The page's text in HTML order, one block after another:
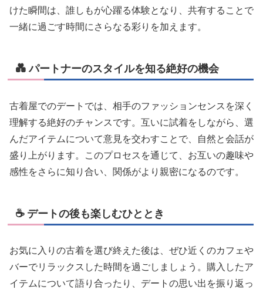
けた瞬間は、誰しもが心躍る体験となり、共有することで
一緒に過ごす時間にさらなる彩りを加えます。
💑 パートナーのスタイルを知る絶好の機会
古着屋でのデートでは、相手のファッションセンスを深く
理解する絶好のチャンスです。互いに試着をしながら、選
んだアイテムについて意見を交わすことで、自然と会話が
盛り上がります。このプロセスを通じて、お互いの趣味や
感性をさらに知り合い、関係がより親密になるのです。
☕ デートの後も楽しむひととき
お気に入りの古着を選び終えた後は、ぜひ近くのカフェや
バーでリラックスした時間を過ごしましょう。購入したア
イテムについて語り合ったり、デートの思い出を振り返っ